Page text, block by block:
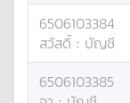
6506103384
สวัสดิ์ : บัญชี
6506103385